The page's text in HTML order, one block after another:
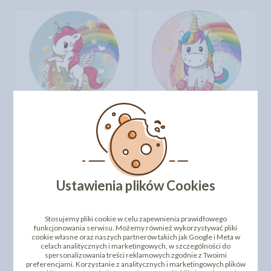
OPŁATEK NA TORT
JEDNOROŻEC -
50312345A - 21 CM
11,43 zł
DO KOSZYKA
50312345B - 21 CM
DO KOSZYKA
Ustawienia plików Cookies
Stosujemy pliki cookie w celu zapewnienia prawidłowego
funkcjonowania serwisu. Możemy również wykorzystywać pliki
cookie własne oraz naszych partnerów takich jak Google i Meta w
celach analitycznych i marketingowych, w szczególności do
spersonalizowania treści reklamowych zgodnie z Twoimi
preferencjami. Korzystanie z analitycznych i marketingowych plików